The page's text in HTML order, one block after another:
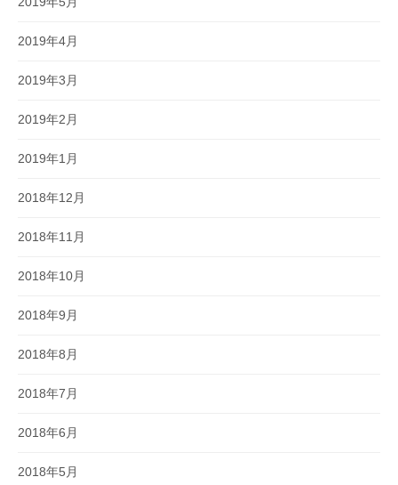
2019年4月
2019年3月
2019年2月
2019年1月
2018年12月
2018年11月
2018年10月
2018年9月
2018年8月
2018年7月
2018年6月
2018年5月